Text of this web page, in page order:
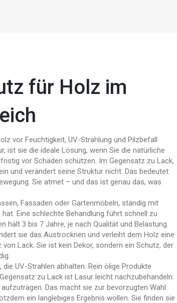
für Holz im
vor Feuchtigkeit, UV-Strahlung und Pilzbefall
, ist sie die ideale Lösung, wenn Sie die natürliche
vor Schäden schützen. Im Gegensatz zu Lack,
und verändert seine Struktur nicht. Das bedeutet:
Sie atmet – und das ist genau das, was
Fassaden oder Gartenmöbeln, ständig mit
Eine schlechte Behandlung führt schnell zu
hält 3 bis 7 Jahre, je nach Qualität und Belastung.
sie das Austrocknen und verleiht dem Holz eine
Lack. Sie ist kein Dekor, sondern ein Schutz, der
UV-Strahlen abhalten. Rein ölige Produkte
zu Lack ist Lasur leicht nachzubehandeln:
Das macht sie zur bevorzugten Wahl
ein langlebiges Ergebnis wollen. Sie finden sie